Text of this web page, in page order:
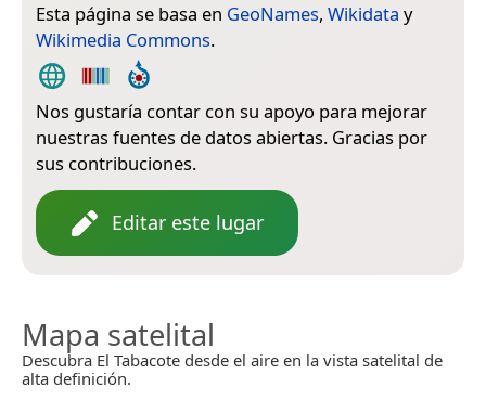
Esta página se basa en GeoNames, Wikidata y
Wikimedia Commons.
Nos gustaría contar con su apoyo para mejorar
nuestras fuentes de datos abiertas. Gracias por
sus contribuciones.
Editar este lugar
Mapa satelital
Descubra El Tabacote desde el aire en la vista satelital de
alta definición.